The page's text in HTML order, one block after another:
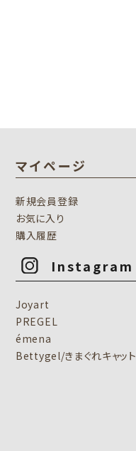
マイページ
新規会員登録
お気に入り
購入履歴
Instagram
Joyart
PREGEL
émena
Bettygel/きまぐれキャット